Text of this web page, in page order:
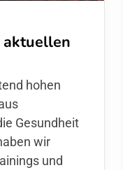
hohen
Gesundheit
wir
und